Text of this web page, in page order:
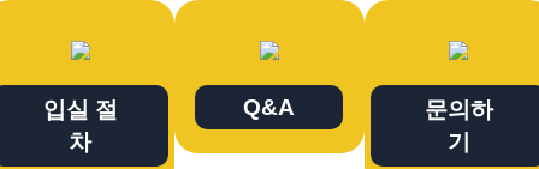
입실 절
차
Q&A
문의하
기